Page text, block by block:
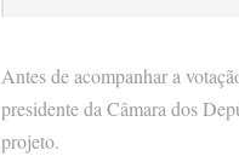
Antes de acompanhar a
presidente da Câmara dos
projeto.